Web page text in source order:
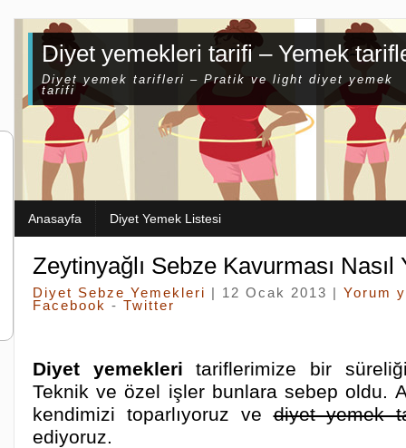
Diyet yemekleri tarifi – Yemek
Diyet yemek tarifleri – Pratik ve light diyet yemek
tarifi
Anasayfa Diyet Yemek Listesi
Zeytinyağlı Sebze Kavurması Nasıl
Diyet Sebze Yemekleri | 12 Ocak 2013 | Yorum
Facebook - Twitter
Diyet yemekleri tariflerimize bir
Teknik ve özel işler bunlara sebep oldu.
kendimizi toparlıyoruz vediyet yemek
ediyoruz.